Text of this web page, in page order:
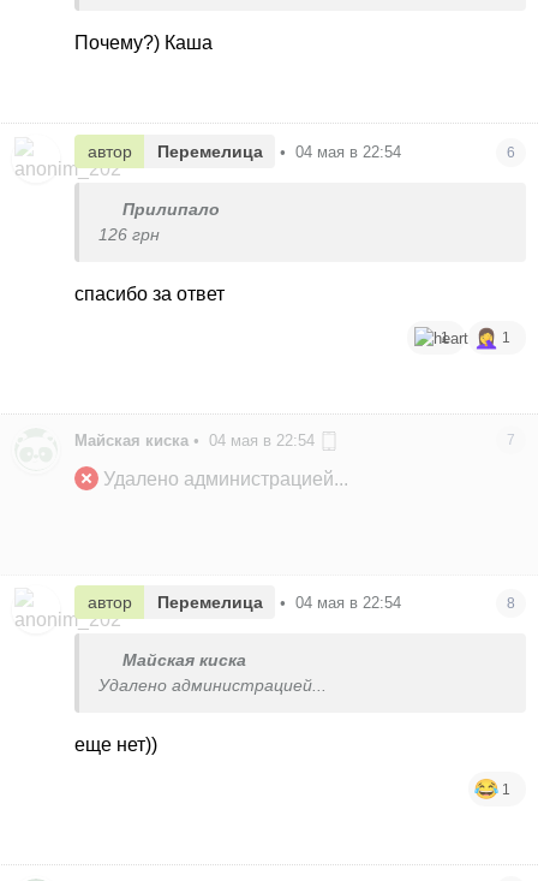
Почему?) Каша
автор Перемелица • 04 мая в 22:54 6
Прилипало
126 грн
спасибо за ответ
1 1
Майская киска • 04 мая в 22:54 7
Удалено администрацией...
автор Перемелица • 04 мая в 22:54 8
Майская киска
Удалено администрацией...
еще нет))
1